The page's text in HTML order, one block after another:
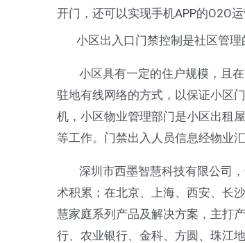
开门，还可以实现手机APP的O2O运
小区出入口门禁控制是社区管理
小区具有一定的住户规模，且在
驻地有线网络的方式，以保证小区
机，小区物业管理部门是小区出租
等工作。门禁出入人员信息经物业
深圳市西墨智慧科技有限公司，
术积累；在北京、上海、西安、长
慧家庭系列产品及解决方案，主打
行、农业银行、金科、方圆、珠江